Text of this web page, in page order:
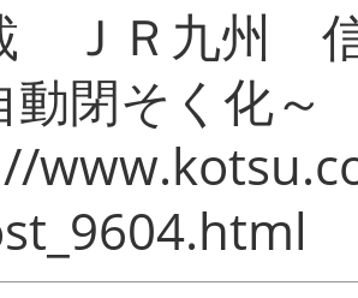
ＪＲ九州 信
動閉そく化～